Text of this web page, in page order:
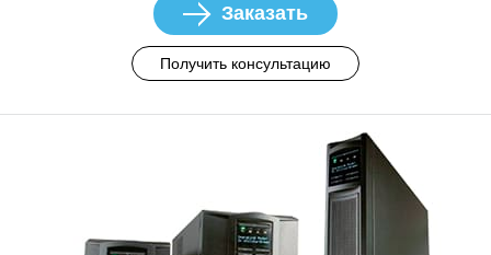
Заказать
Получить консультацию